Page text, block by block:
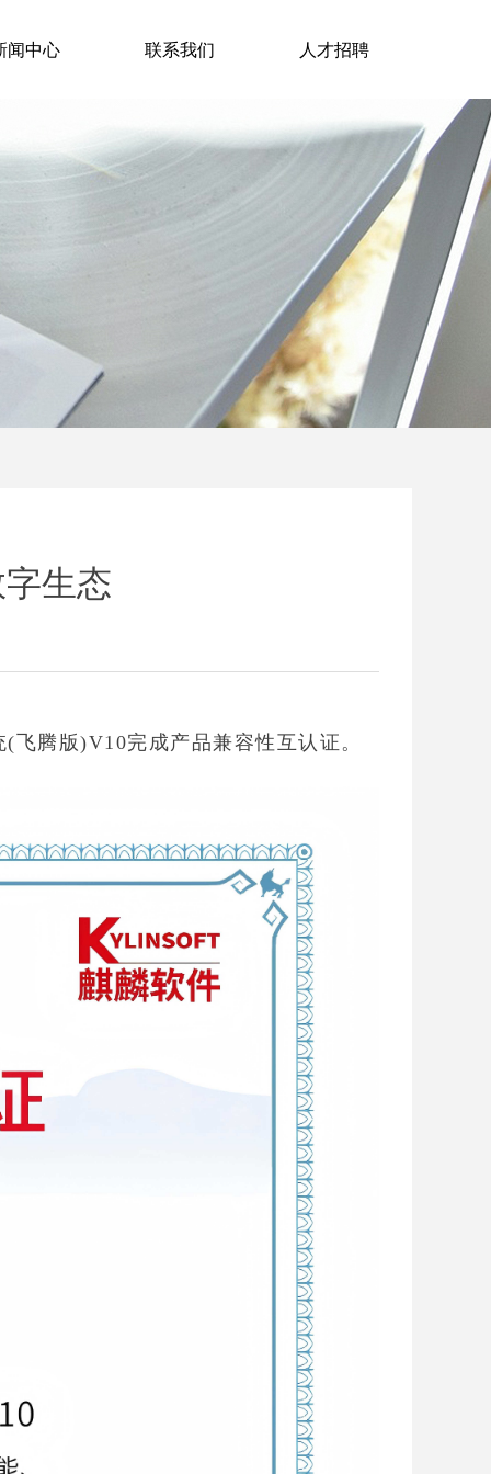
闻中心 联系我们 人才招聘
生态
腾版)V10完成产品兼容性互认证。